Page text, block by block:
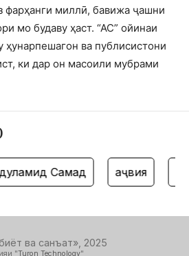
фарҳанги миллӣ, бавижа ҷашни
мо будаву ҳаст. “АС” ойинаи
ва публисистони
ки дар он масоили мубрами
Самад ҳаҷвия
ва санъат», 2025
"Turon Technology"